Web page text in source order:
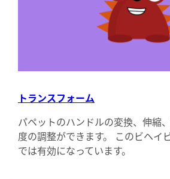
トランスフォーム
パペットのハンドルの変換、伸縮
度の調整ができます。 このビヘイ
では有効になっています。